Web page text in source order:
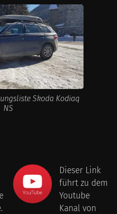
Skoda Kodiaq
NS
Dieser Link
führt zu dem
Youtube
Kanal von